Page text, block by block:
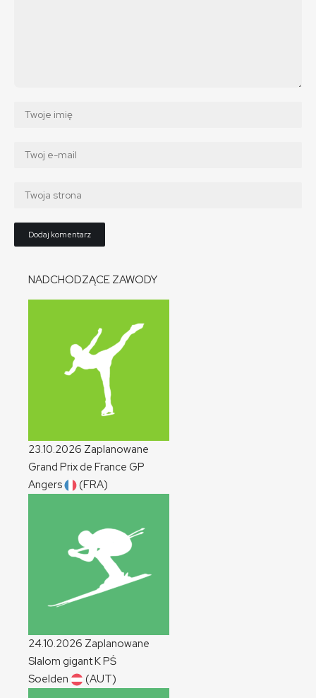
NADCHODZĄCE ZAWODY
23.10.2026 Zaplanowane
Grand Prix de France GP
Angers
(FRA)
24.10.2026 Zaplanowane
Slalom gigantKPŚ
Soelden
(AUT)